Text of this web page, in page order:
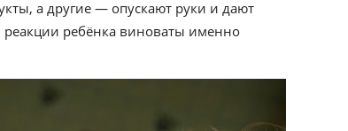
а другие — опускают руки и дают
реакции ребёнка виноваты именно